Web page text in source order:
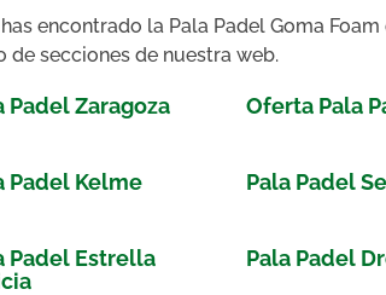
encontrado la Pala Padel Goma
de secciones de nuestra web.
Padel Zaragoza Oferta Pala
Padel Kelme Pala Padel
Padel Estrella
Pala Padel